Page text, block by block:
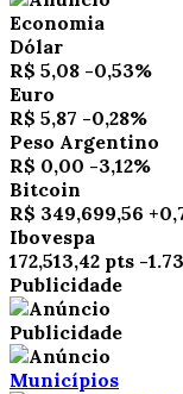
Economia
Dólar
R$ 5,08 -0,53%
Euro
R$ 5,87 -0,28%
Peso Argentino
R$ 0,00 -3,12%
Bitcoin
R$ 349,699,56
Ibovespa
172,513,42 pts -
Publicidade
Publicidade
Municípios